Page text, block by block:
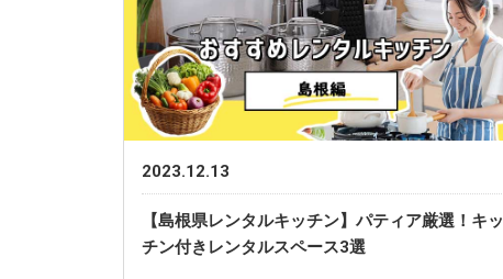
2023.12.13
【島根県レンタルキッチン】パティア厳選！キッ
チン付きレンタルスペース3選